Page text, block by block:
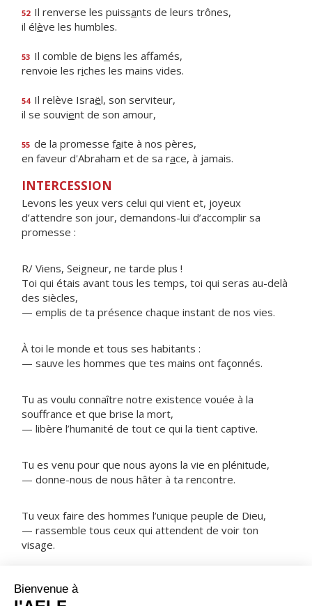
52 Il renverse les puissants de leurs trônes,
il élève les humbles.
53 Il comble de biens les affamés,
renvoie les riches les mains vides.
54 Il relève Israël, son serviteur,
il se souvient de son amour,
55 de la promesse faite à nos pères,
en faveur d'Abraham et de sa race, à jamais.
INTERCESSION
Levons les yeux vers celui qui vient et, joyeux
d’attendre son jour, demandons-lui d’accomplir sa
promesse :
R/ Viens, Seigneur, ne tarde plus !
Toi qui étais avant tous les temps, toi qui seras au-delà
des siècles,
— emplis de ta présence chaque instant de nos vies.
À toi le monde et tous ses habitants :
— sauve les hommes que tes mains ont façonnés.
Tu as voulu connaître notre existence vouée à la
souffrance et que brise la mort,
— libère l’humanité de tout ce qui la tient captive.
Tu es venu pour que nous ayons la vie en plénitude,
— donne-nous de nous hâter à ta rencontre.
Tu veux faire des hommes l’unique peuple de Dieu,
— rassemble tous ceux qui attendent de voir ton
visage.
NOTRE PÈRE